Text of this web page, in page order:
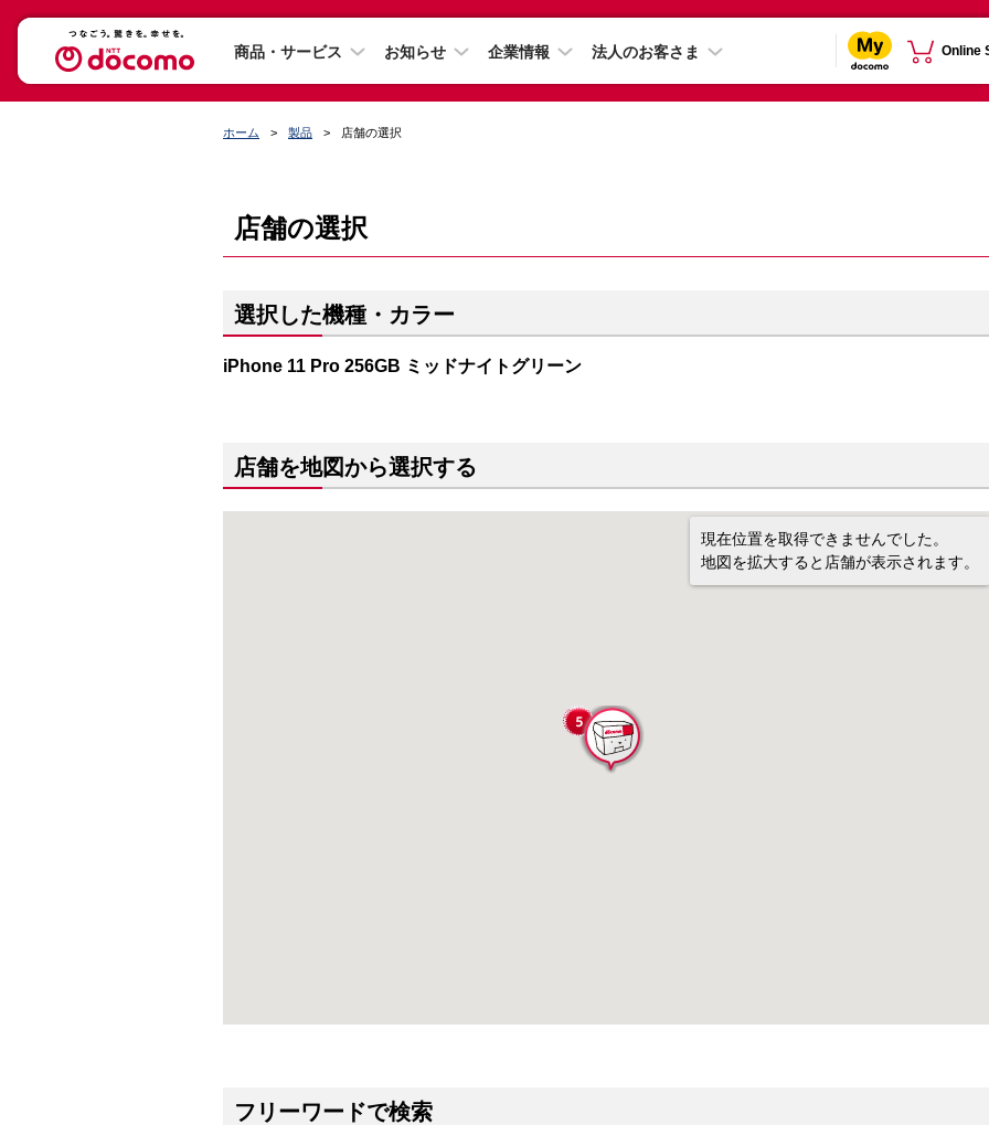
商品・サービス お知らせ 企業情報 法人のお客さま Online
ホーム 製品 店舗の選択
店舗の選択
選択した機種・カラー
iPhone 11 Pro 256GB ミッドナイトグリーン
店舗を地図から選択する
現在位置を取得できませんでした。
地図を拡大すると店舗が表示されます。
フリーワードで検索